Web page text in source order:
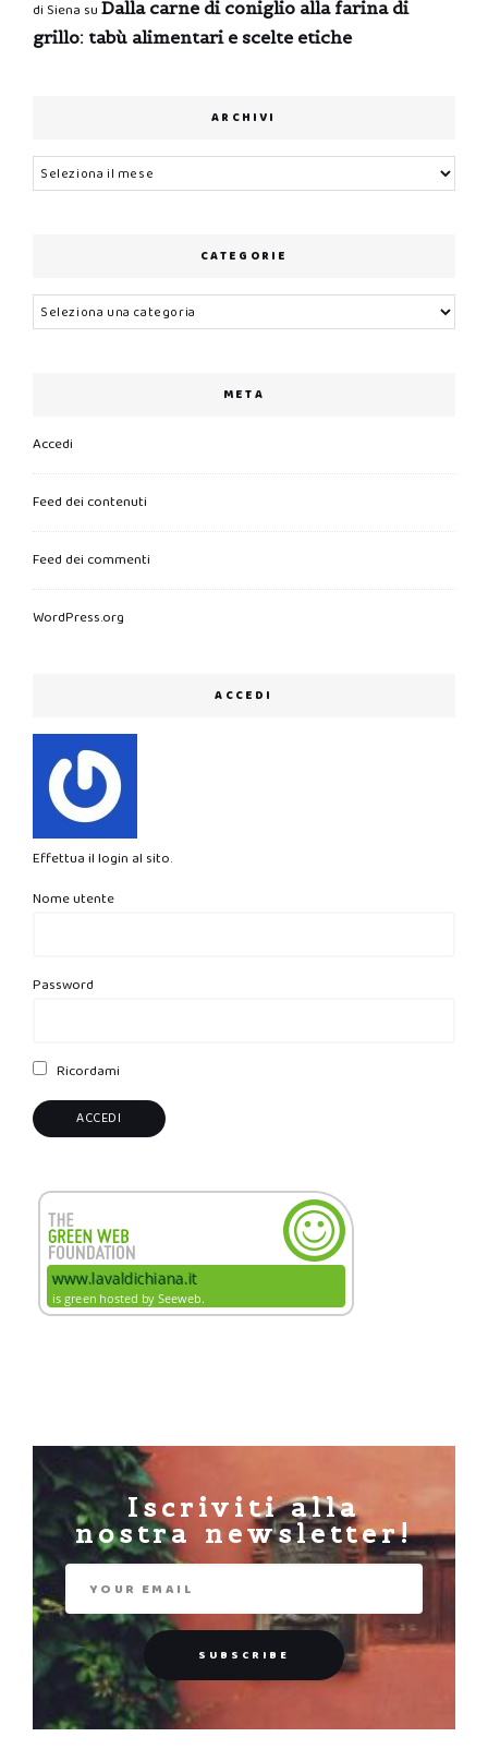
di Siena su Dalla carne di coniglio alla farina di
grillo: tabù alimentari e scelte etiche
ARCHIVI
Archivi
CATEGORIE
Categorie
META
Accedi
Feed dei contenuti
Feed dei commenti
WordPress.org
ACCEDI
Effettua il login al sito.
Nome utente
Password
Ricordami
Iscriviti alla
nostra newsletter!